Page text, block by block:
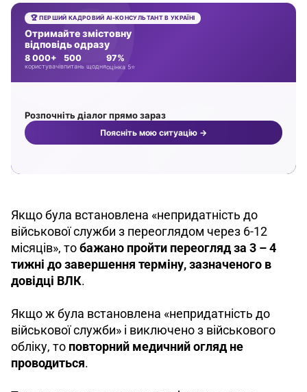
Якщо була встановлена «непридатність до
військової служби з переоглядом через 6-12
місяців», то бажано пройти переогляд за 3 – 4
тижні до завершення терміну, зазначеного в
довідці ВЛК.
Якщо ж була встановлена «непридатність до
військової служби» і виключено з військового
обліку, то повторний медичний огляд не
проводиться.